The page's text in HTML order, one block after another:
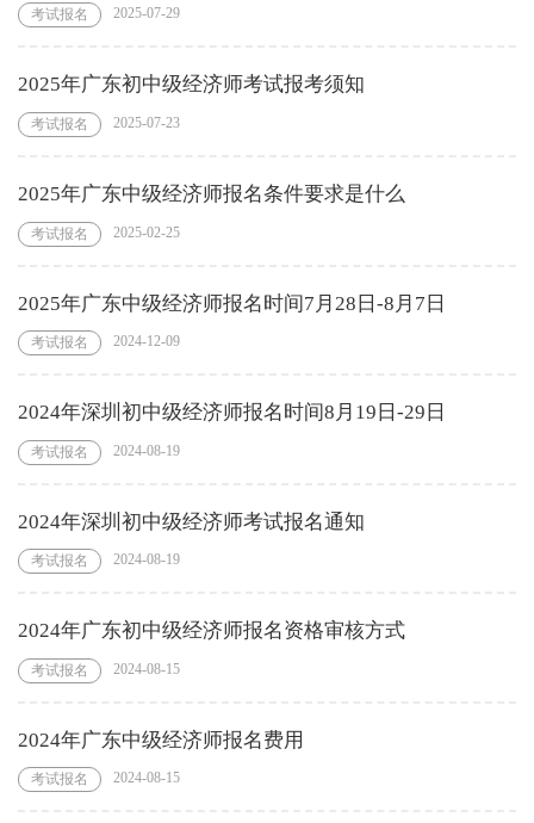
考试报名 2025-07-29
2025年广东初中级经济师考试报考须知
考试报名 2025-07-23
2025年广东中级经济师报名条件要求是什么
考试报名 2025-02-25
2025年广东中级经济师报名时间7月28日-8月7日
考试报名 2024-12-09
2024年深圳初中级经济师报名时间8月19日-29日
考试报名 2024-08-19
2024年深圳初中级经济师考试报名通知
考试报名 2024-08-19
2024年广东初中级经济师报名资格审核方式
考试报名 2024-08-15
2024年广东中级经济师报名费用
考试报名 2024-08-15